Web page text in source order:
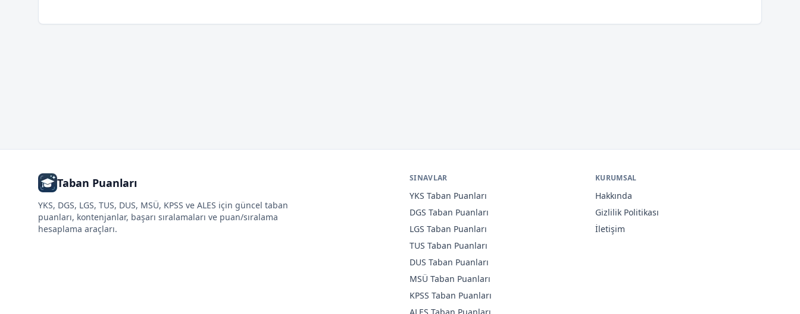
Taban Puanları
YKS, DGS, LGS, TUS, DUS, MSÜ, KPSS ve ALES için güncel taban
puanları, kontenjanlar, başarı sıralamaları ve puan/sıralama
hesaplama araçları.
SINAVLAR
YKS Taban Puanları
DGS Taban Puanları
LGS Taban Puanları
TUS Taban Puanları
DUS Taban Puanları
MSÜ Taban Puanları
KPSS Taban Puanları
KURUMSAL
Hakkında
Gizlilik Politikası
İletişim